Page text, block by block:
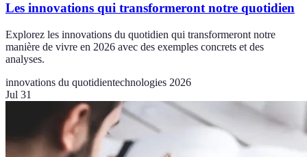
Les innovations qui transformeront notre quotidien
Explorez les innovations du quotidien qui transformeront notre
manière de vivre en 2026 avec des exemples concrets et des
analyses.
innovations du quotidientechnologies 2026
Jul 31